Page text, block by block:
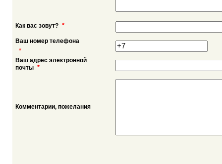
Как вас зовут? *
Ваш номер телефона
*
Ваш адрес электронной
почты *
Комментарии, пожелания